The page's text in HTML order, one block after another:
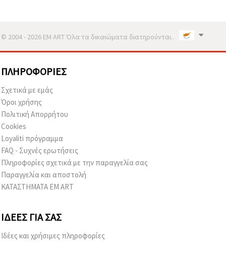
© 2004 - 2026 EM ART Όλα τα δικαιώματα διατηρούνται..
ΠΛΗΡΟΦΟΡΊΕΣ
Σχετικά με εμάς
Όροι χρήσης
Πολιτική Απορρήτου
Cookies
Loyaliti πρόγραμμα
FAQ - Συχνές ερωτήσεις
Πληροφορίες σχετικά με την παραγγελία σας
Παραγγελία και αποστολή
ΚΑΤΑΣΤΗΜΑΤΑ EM ART
ΙΔΈΕΣ ΓΙΑ ΣΑΣ
Ιδέες και χρήσιμες πληροφορίες